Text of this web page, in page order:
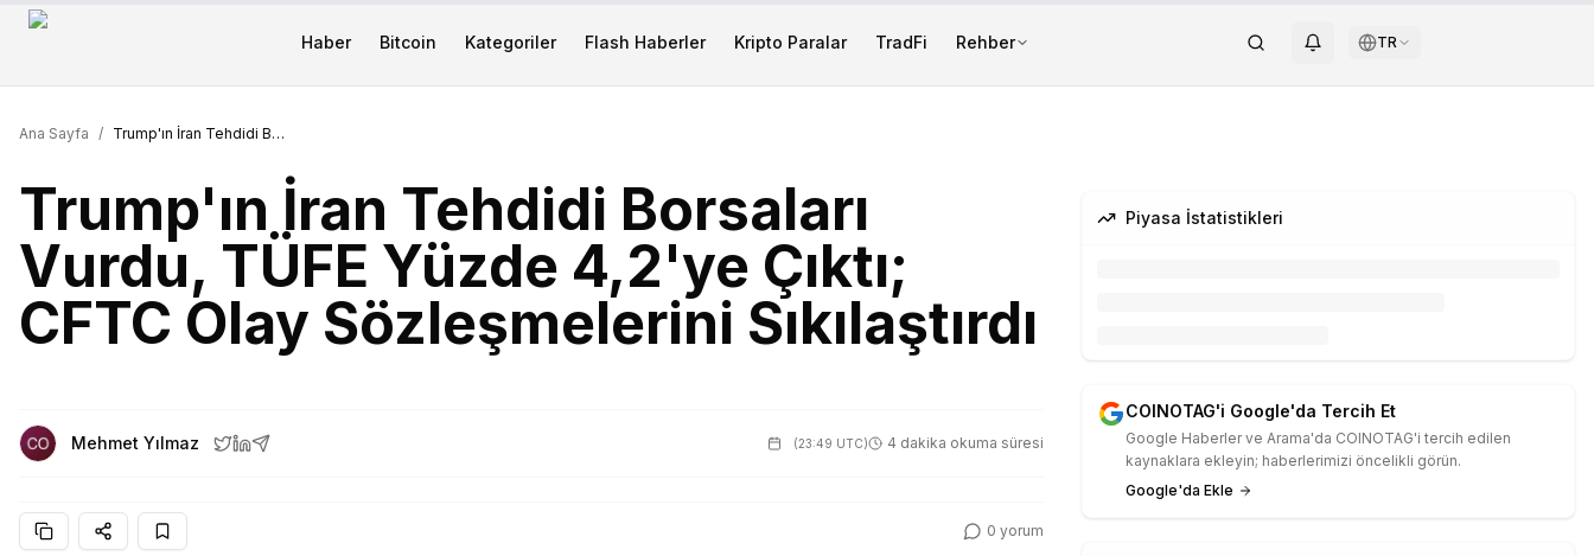
Haber Bitcoin Kategoriler Flash Haberler Kripto Paralar TradFi Rehber TR
Ana Sayfa / Trump'ın İran Tehdidi Borsaları Vurdu, TÜFE Yüzde 4,2'ye Çıktı; CFTC Olay Sözleşmelerini Sıkılaştırdı
Trump'ın İran Tehdidi Borsaları
Vurdu, TÜFE Yüzde 4,2'ye Çıktı;
CFTC Olay Sözleşmelerini Sıkılaştırdı
Mehmet Yılmaz (23:49 UTC) 4 dakika okuma süresi
0 yorum
Piyasa İstatistikleri
COINOTAG'i Google'da Tercih Et
Google Haberler ve Arama'da COINOTAG'i tercih edilen
kaynaklara ekleyin; haberlerimizi öncelikli görün.
Google'da Ekle